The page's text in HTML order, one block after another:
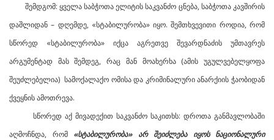
შემდგომ: ყველა საბჭოთა ელიტის საკვანძო ცნება, საბჭოთა კავშირის
დაშლიდან – დღემდე, «სტაბილურობა» იყო. შემთხვევითი როდია, რომ
სწორედ «სტაბილურობა» იქცა აგრეთვე შევარდნაძის უმთავრეს
არგუმენტად მას შემდეგ, რაც მან მოახერხა (ამის უგულვებელყოფა
შეუძლებელია) სამოქალაქო ომისა და კრიმინალური ანარქიის ჭაობიდან
ქვეყნის ამოთრევა.
სწორედ აქ მივადექით საკვანძო საკითხს: დროთა განმავლობაში
აღმოჩნდა, რომ «სტაბილურობა» არ შეიძლება იყოს ნაციონალური